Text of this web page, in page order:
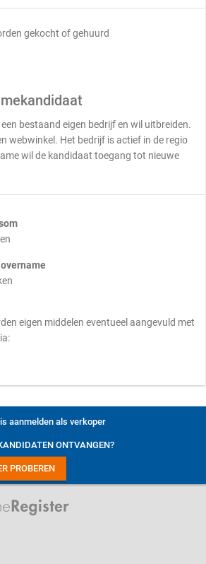
gekocht of gehuurd
bestaand eigen bedrijf en wil uitbreiden.
webwinkel. Het bedrijf is actief in de regio
wil de kandidaat toegang tot nieuwe
eigen middelen eventueel aangevuld met
aanmelden als verkoper
ONTVANGEN?
PROBEREN